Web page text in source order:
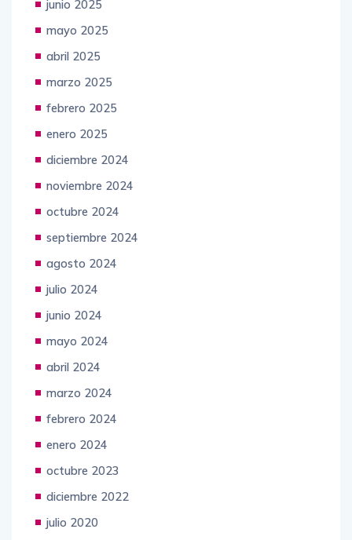
junio 2025
mayo 2025
abril 2025
marzo 2025
febrero 2025
enero 2025
diciembre 2024
noviembre 2024
octubre 2024
septiembre 2024
agosto 2024
julio 2024
junio 2024
mayo 2024
abril 2024
marzo 2024
febrero 2024
enero 2024
octubre 2023
diciembre 2022
julio 2020